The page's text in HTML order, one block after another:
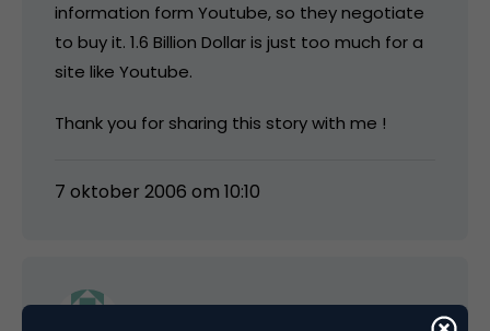
information form Youtube, so they negotiate
to buy it. 1.6 Billion Dollar is just too much for a
site like Youtube.
Thank you for sharing this story with me !
7 oktober 2006 om 10:10